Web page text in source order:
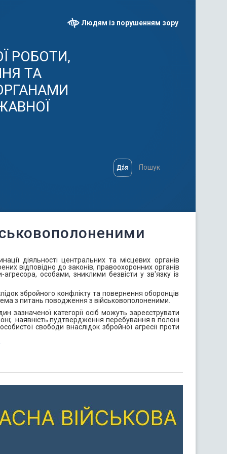
РОБОТИ,
ТА
Людям із порушенням зору
діяльності центральних та місцевих органів
відповідно до законів, правоохоронних органів
особами, зниклими безвісти у зв'язку із
збройного конфлікту та повернення оборонців
з питань поводження з військовополоненими.
категорії осіб можуть зареєструвати
наявність пудтвердження перебування в полоні
свободи внаслідок збройної агресії проти